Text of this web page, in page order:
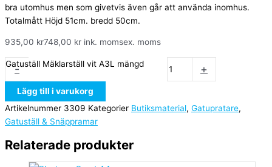
bra utomhus men som givetvis även går att använda inomhus.
Totalmått Höjd 51cm. bredd 50cm.
935,00 kr748,00 kr ink. momsex. moms
-
Gatuställ Mäklarställ vit A3L mängd +
Lägg till i varukorg
Artikelnummer 3309 Kategorier Butiksmaterial, Gatupratare,
Gatuställ & Snäppramar
Relaterade produkter